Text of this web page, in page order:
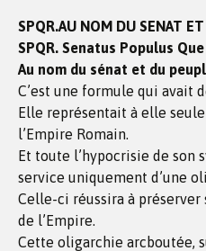
SPQR.AU NOM DU SENAT
SPQR. Senatus Populus
Au nom du sénat et du
C’est une formule qui avait
Elle représentait à elle
l’Empire Romain.
Et toute l’hypocrisie de son
service uniquement d’une
Celle-ci réussira à préserver
de l’Empire.
Cette oligarchie arcboutée,